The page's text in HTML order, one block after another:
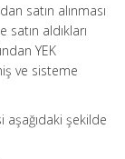
satın alınması
aldıkları
YEK
ve sisteme
aşağıdaki şekilde